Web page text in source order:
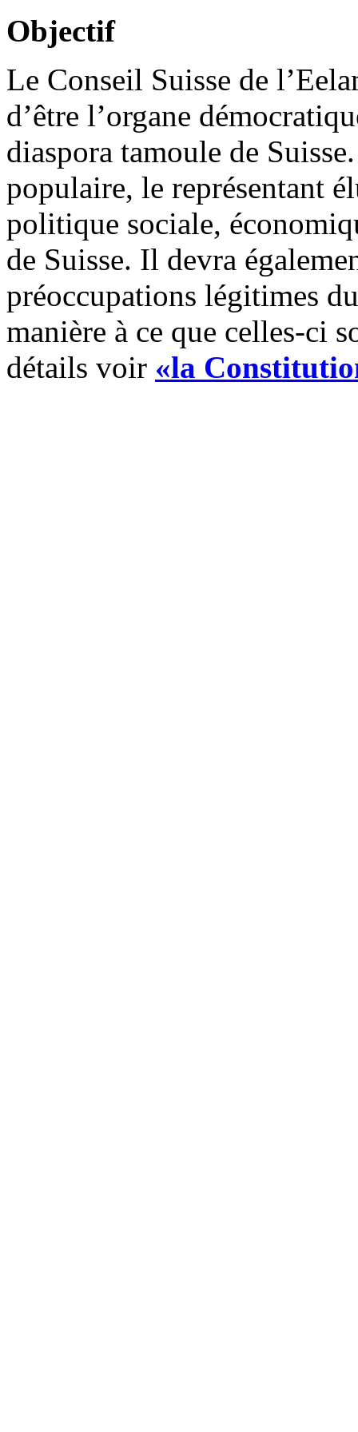
Objectif
Le Conseil Suisse de
d’être l’organe
diaspora tamoule de
populaire, le représentant
politique sociale,
de Suisse. Il devra
préoccupations légitimes
manière à ce que celles-ci
détails voir «la